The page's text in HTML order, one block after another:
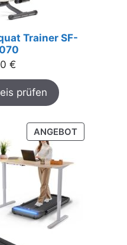
Trainer SF-
€
prüfen
ANGEBOTPRODUKT
IM